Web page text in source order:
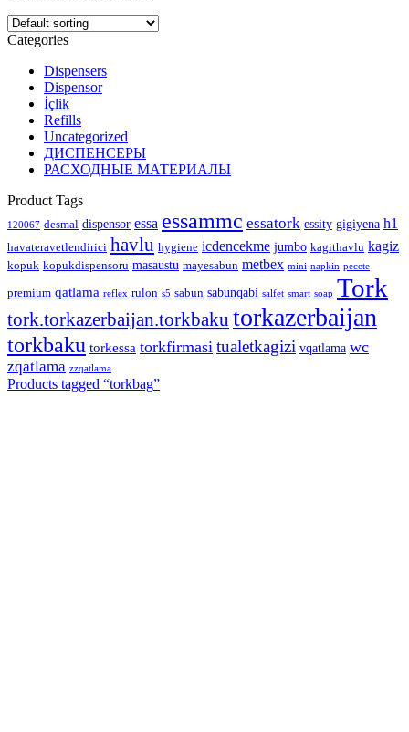
Categories
Dispensers
Dispensor
İçlik
Refills
Uncategorized
ДИСПЕНСЕРЫ
РАСХОДНЫЕ МАТЕРИАЛЫ
Product Tags
120067 desmal dispensor essa essammc essatork essity gigiyena h1
havateravetlendirici havlu hygiene icdencekme jumbo kagithavlu kagiz
kopuk kopukdispensoru masaustu mayesabun metbex mini napkin pecete
premium qatlama reflex rulon s5 sabun sabunqabi salfet smart soap Tork
tork.torkazerbaijan.torkbaku torkazerbaijan
torkbaku torkessa torkfirmasi tualetkagizi vqatlama wc
zqatlama zzqatlama
Products tagged “torkbag”